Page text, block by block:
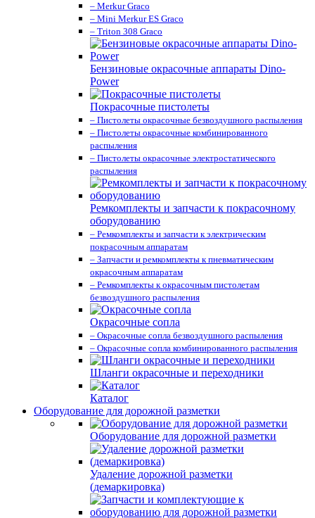
– Merkur Graco
– Mini Merkur ES Graco
– Triton 308 Graco
Бензиновые окрасочные аппараты Dino-
Power
Покрасочные пистолеты
– Пистолеты окрасочные безвоздушного распыления
– Пистолеты окрасочные комбинированного
распыления
– Пистолеты окрасочные электростатического
распыления
Ремкомплекты и запчасти к покрасочному
оборудованию
– Ремкомплекты и запчасти к электрическим
покрасочным аппаратам
– Запчасти и ремкомплекты к пневматическим
окрасочным аппаратам
– Ремкомплекты к окрасочным пистолетам
безвоздушного распыления
Окрасочные сопла
– Окрасочные сопла безвоздушного распыления
– Окрасочные сопла комбинированного распыления
Шланги окрасочные и переходники
Каталог
Оборудование для дорожной разметки
Оборудование для дорожной разметки
Удаление дорожной разметки
(демаркировка)